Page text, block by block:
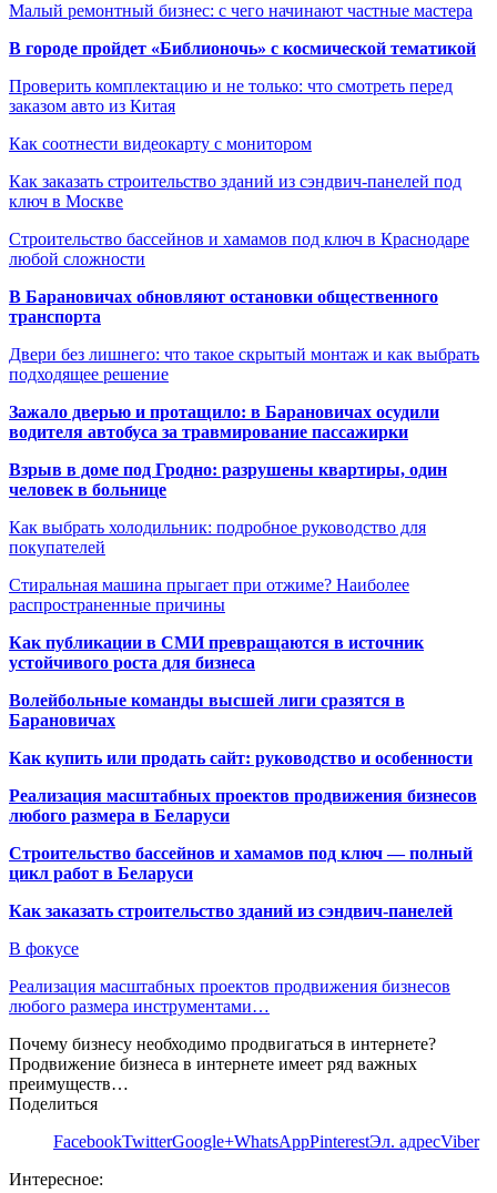
Малый ремонтный бизнес: с чего начинают частные мастера
В городе пройдет «Библионочь» с космической тематикой
Проверить комплектацию и не только: что смотреть перед
заказом авто из Китая
Как соотнести видеокарту с монитором
Как заказать строительство зданий из сэндвич-панелей под
ключ в Москве
Строительство бассейнов и хамамов под ключ в Краснодаре
любой сложности
В Барановичах обновляют остановки общественного
транспорта
Двери без лишнего: что такое скрытый монтаж и как выбрать
подходящее решение
Зажало дверью и протащило: в Барановичах осудили
водителя автобуса за травмирование пассажирки
Взрыв в доме под Гродно: разрушены квартиры, один
человек в больнице
Как выбрать холодильник: подробное руководство для
покупателей
Стиральная машина прыгает при отжиме? Наиболее
распространенные причины
Как публикации в СМИ превращаются в источник
устойчивого роста для бизнеса
Волейбольные команды высшей лиги сразятся в
Барановичах
Как купить или продать сайт: руководство и особенности
Реализация масштабных проектов продвижения бизнесов
любого размера в Беларуси
Строительство бассейнов и хамамов под ключ — полный
цикл работ в Беларуси
Как заказать строительство зданий из сэндвич-панелей
В фокусе
Реализация масштабных проектов продвижения бизнесов
любого размера инструментами…
Почему бизнесу необходимо продвигаться в интернете?
Продвижение бизнеса в интернете имеет ряд важных
преимуществ…
Поделиться
FacebookTwitterGoogle+WhatsAppPinterestЭл. адресViber
Интересное: